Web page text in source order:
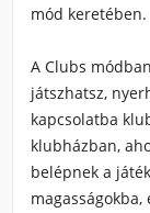
mód keretében.
A Clubs
játszhatsz,
kapcsolatba
klubházban,
belépnek a